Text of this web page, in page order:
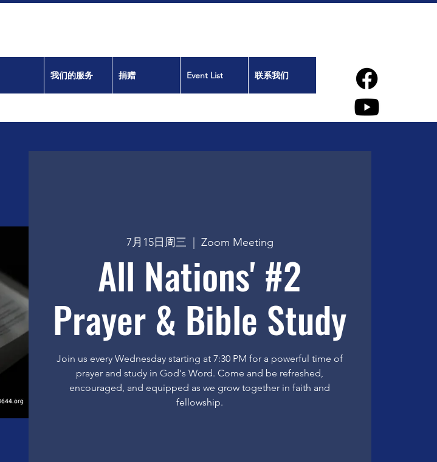
我们的服务 捐赠 Event List 联系我们
7月15日周三 Zoom Meeting
All Nations' #2
Prayer & Bible Study
Join us every Wednesday starting at 7:30 PM for a powerful time of
prayer and study in God's Word. Come and be refreshed,
encouraged, and equipped as we grow together in faith and
fellowship.